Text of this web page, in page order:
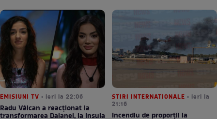
EMISIUNI TV • ieri la 22:06
Radu Vâlcan a reacționat la
transformarea Daianei, la Insula
STIRI INTERNATIONALE • ieri la
21:16
Incendiu de proporții la